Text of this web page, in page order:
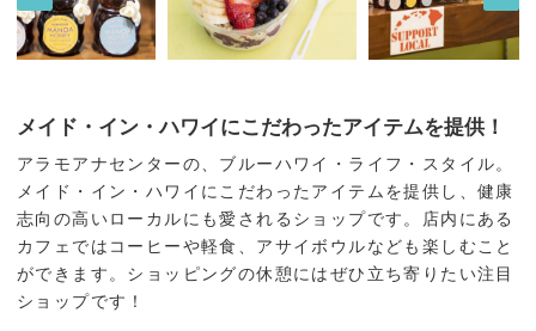
メイド・イン・ハワイにこだわったアイテムを提供！
アラモアナセンターの、ブルーハワイ・ライフ・スタイル。
メイド・イン・ハワイにこだわったアイテムを提供し、健康
志向の高いローカルにも愛されるショップです。店内にある
カフェではコーヒーや軽食、アサイボウルなども楽しむこと
ができます。ショッピングの休憩にはぜひ立ち寄りたい注目
ショップです！